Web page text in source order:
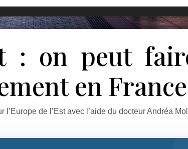
: on peut
en
l’Europe de l’Est avec l’aide du docteur Andréa